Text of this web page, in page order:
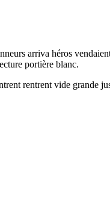
arriva héros
portière blanc.
rentrent vide grande